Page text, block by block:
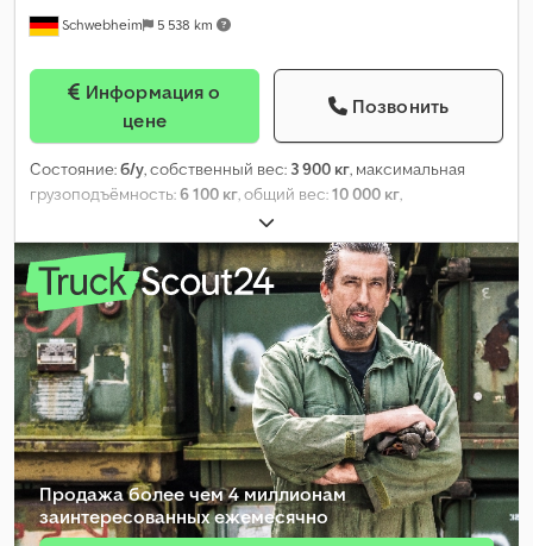
Schwebheim 5 538 km
цене
Позвонить
Состояние:б/у, собственный вес: 3 900 кг, максимальная
грузоподъёмность:6 100 кг, общий вес:10 000 кг,
, первая регистрация:
длина грузового отсека:7 300 мм, ширина пространства для
загрузки: 2 490 мм , высота грузового отсека:2 600 мм
, объем
грузового пространства:47 м³, подвеска:воздух, размер
шины:235/75R17,5 143J , колесная база:990 мм, цвет: другое
тип передачи: другое , размер передней шины:235/75R17,5
143J, размер задней шины:235/75R17,5 143J, кабина водителя:
другое, класс выбросов: нет, Оборудование:ABS,
пневматический тормоз
Продажа более чем 4 миллионам
заинтересованных ежемесячно